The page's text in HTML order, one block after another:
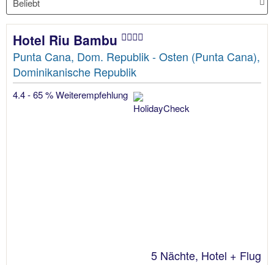
Hotel Riu Bambu
Punta Cana, Dom. Republik - Osten (Punta Cana),
Dominikanische Republik
4.4 - 65 % Weiterempfehlung
5 Nächte, Hotel + Flug